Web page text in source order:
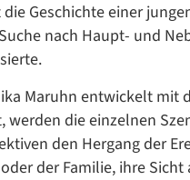
die Geschichte einer
nach Haupt- und
Maruhn entwickelt
werden die einzelnen
den Hergang der
der Familie, ihre Sicht